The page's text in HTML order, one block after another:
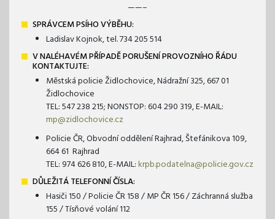
——–
SPRÁVCEM PSÍHO VÝBĚHU:
Ladislav Kojnok, tel. 734 205 514
V NALÉHAVÉM PŘÍPADĚ PORUŠENÍ PROVOZNÍHO ŘÁDU
KONTAKTUJTE:
Městská policie Židlochovice, Nádražní 325, 667 01
Židlochovice
TEL: 547 238 215; NONSTOP: 604 290 319, E-MAIL:
mp@zidlochovice.cz
Policie ČR, Obvodní oddělení Rajhrad, Štefánikova 109,
664 61 Rajhrad
TEL: 974 626 810, E-MAIL:krpb.podatelna@policie.gov.cz
DŮLEŽITÁ TELEFONNÍ ČÍSLA:
Hasiči 150 / Policie ČR 158 / MP ČR 156 / Záchranná služba
155 / Tísňové volání 112